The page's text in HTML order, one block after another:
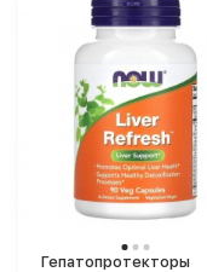
Гепатопротекторы